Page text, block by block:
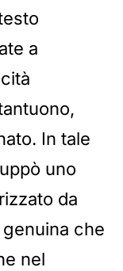
a
In tale
uno
da
che
nel